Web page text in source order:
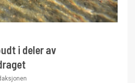
i deler av